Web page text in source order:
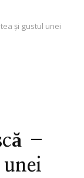
și gustul unei
–
unei